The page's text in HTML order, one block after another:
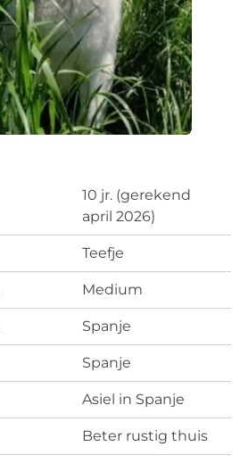
10 jr. (gerekend
april 2026)
Teefje
Medium
Spanje
Spanje
Asiel in Spanje
Beter rustig thuis